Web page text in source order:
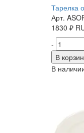
Тарелка
Арт.
1830 ₽
-
В
В